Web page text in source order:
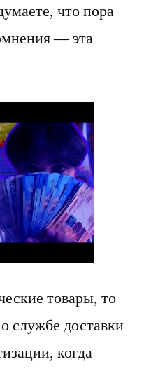
что пора
— эта
товары, то
службе доставки
когда